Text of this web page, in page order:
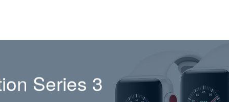
Series 3